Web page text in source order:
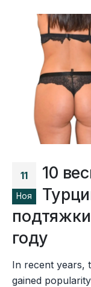
11
Ноя
10
году
In recent years,
gained